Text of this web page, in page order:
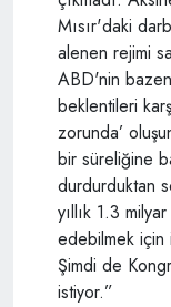
Mısır'daki
alenen rejimi
ABD'nin
beklentileri
zorunda’
bir süreliğine
durdurduktan
yıllık 1.3
edebilmek için
Şimdi de
istiyor.”